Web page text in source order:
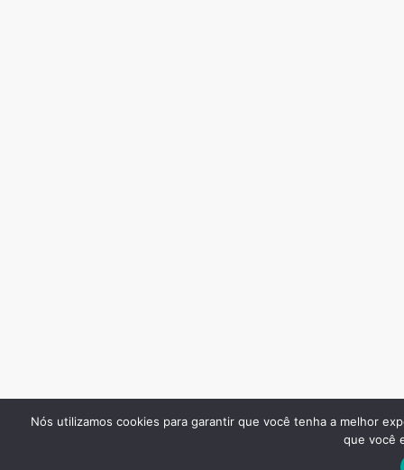
Nós utilizamos cookies para garantir que você tenha a melhor
que você